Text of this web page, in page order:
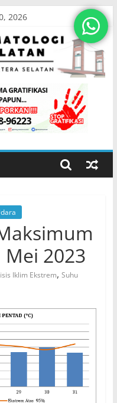
2026
2023
Iklim Ekstrem, Suhu